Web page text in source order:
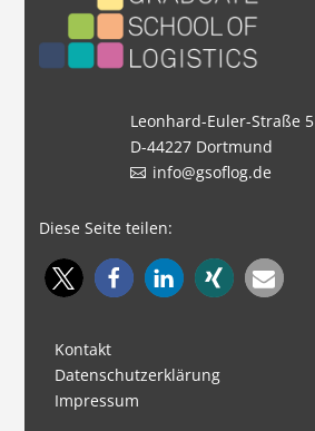
Leonhard-Euler-Straße 5
D-44227 Dortmund
info@gsoflog.de
Diese Seite teilen:
Kontakt
Datenschutzerklärung
Impressum